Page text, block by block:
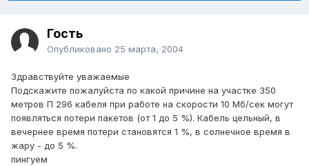
Гость
Опубликовано 25 марта, 2004
Здравствуйте уважаемые
Подскажите пожалуйста по какой причине на участке 350
метров П 296 кабеля при работе на скорости 10 Мб/сек могут
появляться потери пакетов (от 1 до 5 %). Кабель цельный, в
вечернее время потери становятся 1 %, в солнечное время в
жару - до 5 %.
пингуем